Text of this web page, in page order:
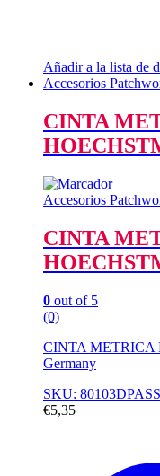
Añadir a la lista de
Accesorios
CINTA
Accesorios
CINTA
0 out of 5
(0)
CINTA METRICA
Germany
SKU: 80103DPASS
€5,35